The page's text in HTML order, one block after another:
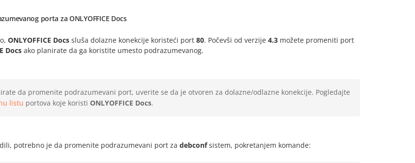
porta za ONLYOFFICE Docs
ONLYOFFICE Docs sluša dolazne konekcije koristeći port 80. Počevši od verzije 4.3 možete promeniti port
Docs ako planirate da ga koristite umesto podrazumevanog.
da promenite podrazumevani port, uverite se da je otvoren za dolazne/odlazne konekcije. Pogledajte
listu portova koje koristi ONLYOFFICE Docs.
potrebno je da promenite podrazumevani port za debconfsistem, pokretanjem komande: